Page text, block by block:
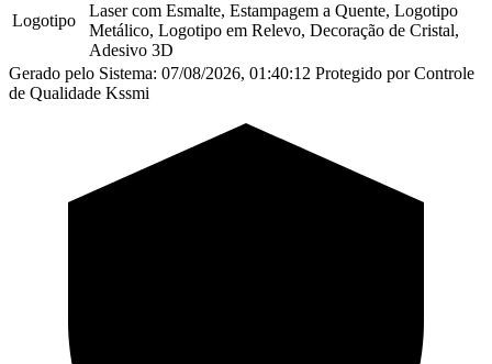
Logotipo
Laser com Esmalte, Estampagem a Quente, Logotipo
Metálico, Logotipo em Relevo, Decoração de Cristal,
Adesivo 3D
Gerado pelo Sistema: 07/08/2026, 01:40:12 Protegido por Controle
de Qualidade Kssmi